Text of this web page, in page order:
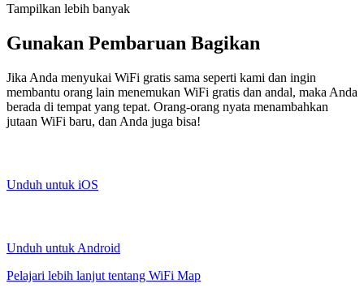
Tampilkan lebih banyak
Gunakan Pembaruan Bagikan
Jika Anda menyukai WiFi gratis sama seperti kami dan ingin
membantu orang lain menemukan WiFi gratis dan andal, maka Anda
berada di tempat yang tepat. Orang-orang nyata menambahkan
jutaan WiFi baru, dan Anda juga bisa!
Unduh untuk iOS
Unduh untuk Android
Pelajari lebih lanjut tentang WiFi Map